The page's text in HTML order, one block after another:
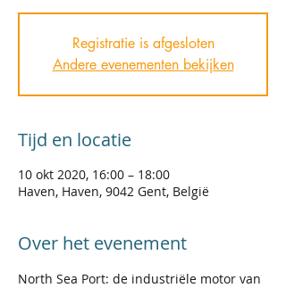
Registratie is afgesloten
Andere evenementen bekijken
Tijd en locatie
10 okt 2020, 16:00 – 18:00
Haven, Haven, 9042 Gent, België
Over het evenement
North Sea Port: de industriële motor van